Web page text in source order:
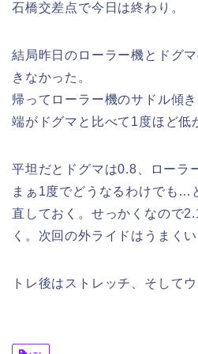
石橋交差点で今日は終わり。
結局昨日のローラー機とドグ
きなかった。
帰ってローラー機のサドル傾
端がドグマと比べて1度ほど低
平坦だとドグマは0.8、ローラ
まぁ1度でどうなるわけでも…
直しておく。せっかくなので
く。次回の外ライドはうまくい
トレ後はストレッチ、そして